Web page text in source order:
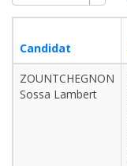
Candidat
ZOUNTCHEGNON
Sossa Lambert